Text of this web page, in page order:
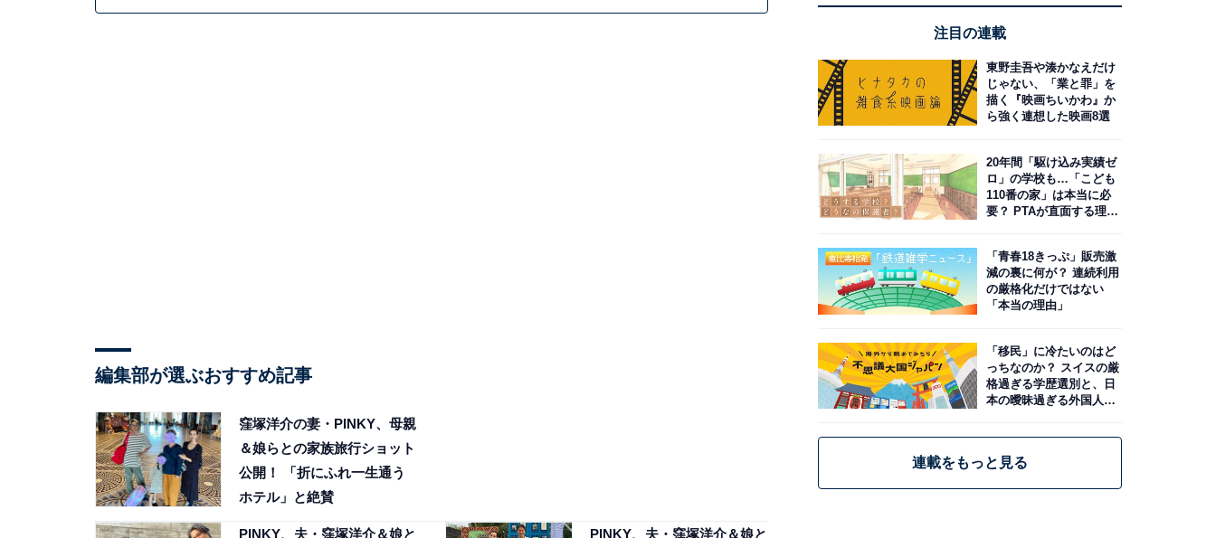
編集部が選ぶおすすめ記事
窪塚洋介の妻・PINKY、母親
＆娘らとの家族旅行ショット
公開！ 「折にふれ一生通う
ホテル」と絶賛
PINKY、夫・窪塚洋介＆娘と PINKY、夫・窪塚洋介＆娘と
注目の連載
東野圭吾や湊かなえだけ
じゃない、「業と罪」を
描く『映画ちいかわ』か
ら強く連想した映画8選
20年間「駆け込み実績ゼ
ロ」の学校も…「こども
110番の家」は本当に必
要？ PTAが直面する理想
「青春18きっぷ」販売激
減の裏に何が？ 連続利用
の厳格化だけではない
「本当の理由」
「移民」に冷たいのはど
っちなのか？ スイスの厳
格過ぎる学歴選別と、日
本の曖昧過ぎる外国人政
連載をもっと見る